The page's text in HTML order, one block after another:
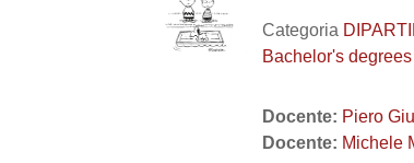
Categoria
Bachelor's
Docente: Piero
Docente: Michele